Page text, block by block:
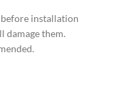
installation
damage them.